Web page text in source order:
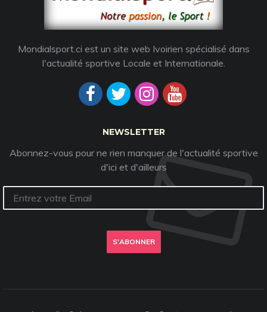
Mondialsport.ci est un site web Ivoirien spécialisé dans
l'actualité sportive Locale et Internationale.
NEWSLETTER
Abonnez-vous pour ne rien manquer de l'actualité sportive
d'ici et d'ailleurs
S'ABONNER